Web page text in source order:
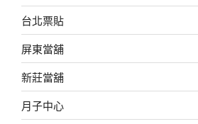
台北票貼
屏東當舖
新莊當舖
月子中心